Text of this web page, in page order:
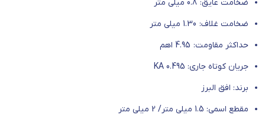
ضخامت عایق: 0.8 میلی متر
ضخامت غلاف: 1.30 میلی متر
حداکثر مقاومت: 4.95 اهم
جریان کوتاه جاری: 0.495 KA
برند: افق البرز
مقطع اسمی: 1.5 میلی متر/ 2 میلی متر